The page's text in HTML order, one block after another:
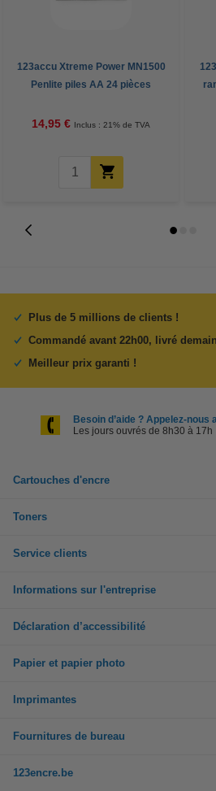
123accu Xtreme Power MN1500
Penlite piles AA 24 pièces
14,95 € Inclus : 21% de TVA
Plus de 5 millions de clients !
Commandé avant 22h00, livré
Meilleur prix garanti !
Besoin d’aide ? Appelez-nous
Les jours ouvrés de 8h30 à 17h
Cartouches d'encre
Toners
Service clients
Informations sur l'entreprise
Déclaration d’accessibilité
Papier et papier photo
Imprimantes
Fournitures de bureau
123encre.be